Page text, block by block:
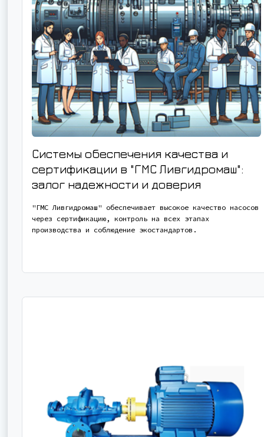
Системы обеспечения качества и
сертификации в "ГМС Ливгидромаш":
залог надежности и доверия
"ГМС Ливгидромаш" обеспечивает высокое качество насосов
через сертификацию, контроль на всех этапах
производства и соблюдение экостандартов.